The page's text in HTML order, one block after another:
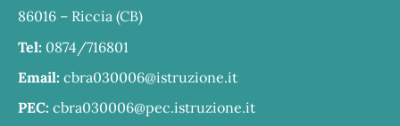
86016 – Riccia (CB)
Tel: 0874/716801
Email: cbra030006@istruzione.it
PEC: cbra030006@pec.istruzione.it